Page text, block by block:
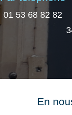
01 53 68 82 82
En